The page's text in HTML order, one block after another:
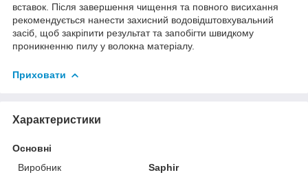
вставок. Після завершення чищення та повного висихання
рекомендується нанести захисний водовідштовхувальний
засіб, щоб закріпити результат та запобігти швидкому
проникненню пилу у волокна матеріалу.
Приховати
Характеристики
Основні
Виробник
Saphir